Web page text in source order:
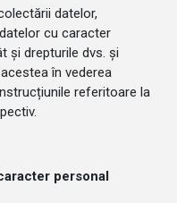
datelor,
cu caracter
și drepturile dvs. și
în vederea
referitoare la
personal